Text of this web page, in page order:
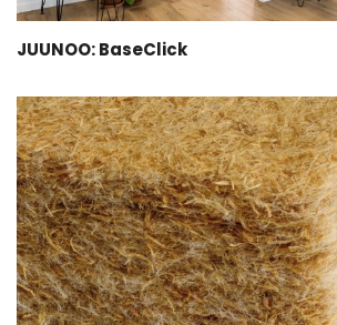
JUUNOO: BaseClick